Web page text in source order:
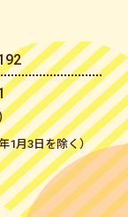
1月3日を除く）